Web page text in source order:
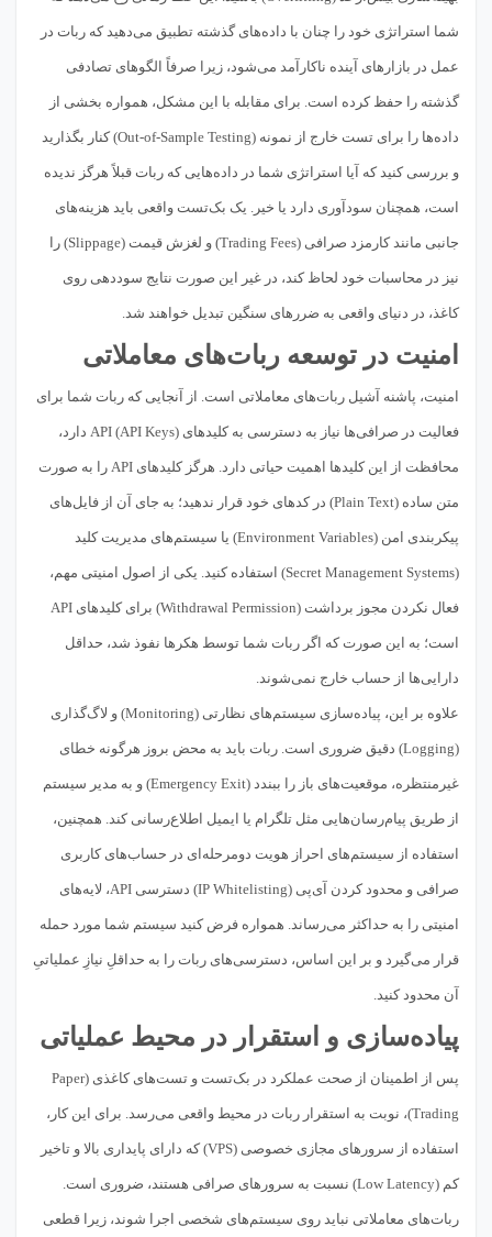
شما استراتژی خود را چنان با داده‌های گذشته تطبیق می‌دهید که ربات در
عمل در بازارهای آینده ناکارآمد می‌شود، زیرا صرفاً الگوهای تصادفی
گذشته را حفظ کرده است. برای مقابله با این مشکل، همواره بخشی از
داده‌ها را برای تست خارج از نمونه (Out-of-Sample Testing) کنار بگذارید
و بررسی کنید که آیا استراتژی شما در داده‌هایی که ربات قبلاً هرگز ندیده
است، همچنان سودآوری دارد یا خیر. یک بک‌تست واقعی باید هزینه‌های
جانبی مانند کارمزد صرافی (Trading Fees) و لغزش قیمت (Slippage) را
نیز در محاسبات خود لحاظ کند، در غیر این صورت نتایج سوددهی روی
کاغذ، در دنیای واقعی به ضررهای سنگین تبدیل خواهند شد.
امنیت در توسعه ربات‌های معاملاتی
امنیت، پاشنه آشیل ربات‌های معاملاتی است. از آنجایی که ربات شما برای
فعالیت در صرافی‌ها نیاز به دسترسی به کلیدهای API (API Keys) دارد،
محافظت از این کلیدها اهمیت حیاتی دارد. هرگز کلیدهای API را به صورت
متن ساده (Plain Text) در کدهای خود قرار ندهید؛ به جای آن از فایل‌های
پیکربندی امن (Environment Variables) یا سیستم‌های مدیریت کلید
(Secret Management Systems) استفاده کنید. یکی از اصول امنیتی مهم،
فعال نکردن مجوز برداشت (Withdrawal Permission) برای کلیدهای API
است؛ به این صورت که اگر ربات شما توسط هکرها نفوذ شد، حداقل
دارایی‌ها از حساب خارج نمی‌شوند.
علاوه بر این، پیاده‌سازی سیستم‌های نظارتی (Monitoring) و لاگ‌گذاری
(Logging) دقیق ضروری است. ربات باید به محض بروز هرگونه خطای
غیرمنتظره، موقعیت‌های باز را ببندد (Emergency Exit) و به مدیر سیستم
از طریق پیام‌رسان‌هایی مثل تلگرام یا ایمیل اطلاع‌رسانی کند. همچنین،
استفاده از سیستم‌های احراز هویت دومرحله‌ای در حساب‌های کاربری
صرافی و محدود کردن آی‌پی (IP Whitelisting) دسترسی API، لایه‌های
امنیتی را به حداکثر می‌رساند. همواره فرض کنید سیستم شما مورد حمله
قرار می‌گیرد و بر این اساس، دسترسی‌های ربات را به حداقلِ نیازِ عملیاتیِ
آن محدود کنید.
پیاده‌سازی و استقرار در محیط عملیاتی
پس از اطمینان از صحت عملکرد در بک‌تست و تست‌های کاغذی (Paper
Trading)، نوبت به استقرار ربات در محیط واقعی می‌رسد. برای این کار،
استفاده از سرورهای مجازی خصوصی (VPS) که دارای پایداری بالا و تاخیر
کم (Low Latency) نسبت به سرورهای صرافی هستند، ضروری است.
ربات‌های معاملاتی نباید روی سیستم‌های شخصی اجرا شوند، زیرا قطعی